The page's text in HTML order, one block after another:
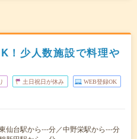
！少人数施設で料理や
土日祝日が休み WEB登録OK
仙台駅から---分／中野栄駅から---分